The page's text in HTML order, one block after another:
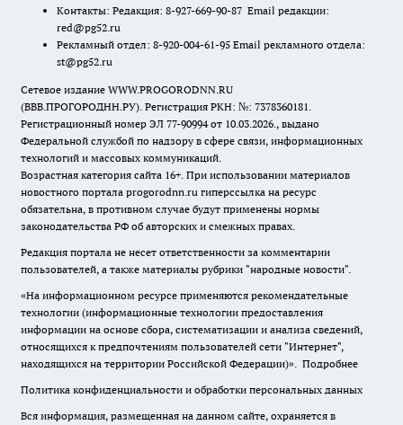
Контакты: Редакция: 8-927-669-90-87 Email редакции:
red@pg52.ru
Рекламный отдел: 8-920-004-61-95 Email рекламного отдела:
st@pg52.ru
Сетевое издание WWW.PROGORODNN.RU
(ВВВ.ПРОГОРОДНН.РУ). Регистрация РКН: №: 7378360181.
Регистрационный номер ЭЛ 77-90994 от 10.03.2026., выдано
Федеральной службой по надзору в сфере связи, информационных
технологий и массовых коммуникаций.
Возрастная категория сайта 16+. При использовании материалов
новостного портала progorodnn.ru гиперссылка на ресурс
обязательна, в противном случае будут применены нормы
законодательства РФ об авторских и смежных правах.
Редакция портала не несет ответственности за комментарии
пользователей, а также материалы рубрики "народные новости".
«На информационном ресурсе применяются рекомендательные
технологии (информационные технологии предоставления
информации на основе сбора, систематизации и анализа сведений,
относящихся к предпочтениям пользователей сети "Интернет",
находящихся на территории Российской Федерации)». Подробнее
Политика конфиденциальности и обработки персональных данных
Вся информация, размещенная на данном сайте, охраняется в